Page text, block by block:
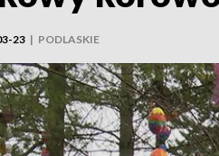
23 | PODLASKIE